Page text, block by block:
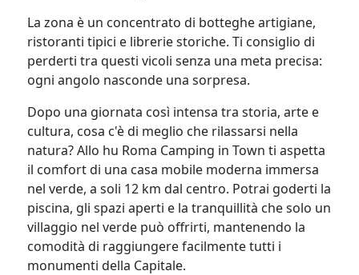
La zona è un concentrato di botteghe artigiane,
ristoranti tipici e librerie storiche. Ti consiglio di
perderti tra questi vicoli senza una meta precisa:
ogni angolo nasconde una sorpresa.
Dopo una giornata così intensa tra storia, arte e
cultura, cosa c'è di meglio che rilassarsi nella
natura? Allo hu Roma Camping in Town ti aspetta
il comfort di una casa mobile moderna immersa
nel verde, a soli 12 km dal centro. Potrai goderti la
piscina, gli spazi aperti e la tranquillità che solo un
villaggio nel verde può offrirti, mantenendo la
comodità di raggiungere facilmente tutti i
monumenti della Capitale.